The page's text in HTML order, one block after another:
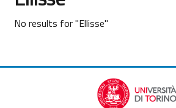
No results for "Ellisse"